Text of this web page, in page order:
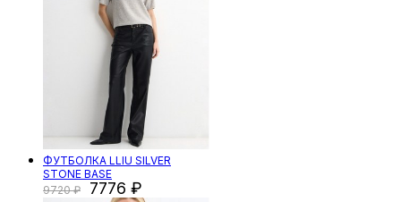
ФУТБОЛКА LLIU SILVER
STONE BASE
9720
7776